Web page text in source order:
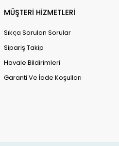
MÜŞTERİ HİZMETLERİ
Sıkça Sorulan Sorular
Sipariş Takip
Havale Bildirimleri
Garanti Ve İade Koşulları